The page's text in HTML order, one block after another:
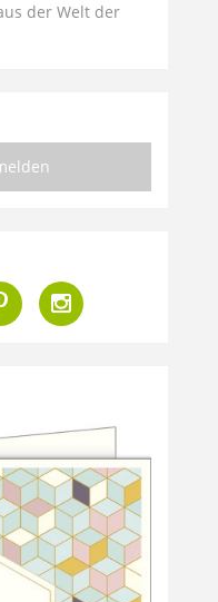
der Welt der